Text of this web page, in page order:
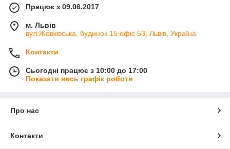
Працює з 09.06.2017
м. Львів
вул.Жовківська, будинок 15 офіс 53, Львів, Україна
Контакти
Сьогодні працює з 10:00 до 17:00
Показати весь графік роботи
Про нас
Контакти